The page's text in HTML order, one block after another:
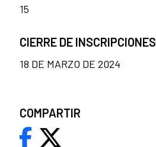
15
CIERRE DE INSCRIPCIONES
18 DE MARZO DE 2024
COMPARTIR